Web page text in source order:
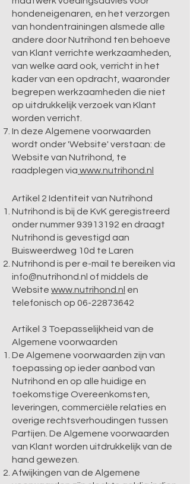
hondeneigenaren, en het verzorgen
van hondentrainingen alsmede alle
andere door Nutrihond ten behoeve
van Klant verrichte werkzaamheden,
van welke aard ook, verricht in het
kader van een opdracht, waaronder
begrepen werkzaamheden die niet
op uitdrukkelijk verzoek van Klant
worden verricht.
In deze Algemene voorwaarden
wordt onder 'Website' verstaan: de
Website van Nutrihond, te
raadplegen via www.nutrihond.nl
Artikel 2 Identiteit van Nutrihond
Nutrihond is bij de KvK geregistreerd
onder nummer 93913192 en draagt
Nutrihond is gevestigd aan
Buisweerdweg 10d te Laren
Nutrihond is per e-mail te bereiken via
info@nutrihond.nl of middels de
Website www.nutrihond.nl en
telefonisch op 06-22873642
Artikel 3 Toepasselijkheid van de
Algemene voorwaarden
De Algemene voorwaarden zijn van
toepassing op ieder aanbod van
Nutrihond en op alle huidige en
toekomstige Overeenkomsten,
leveringen, commerciële relaties en
overige rechtsverhoudingen tussen
Partijen. De Algemene voorwaarden
van Klant worden uitdrukkelijk van de
hand gewezen.
Afwijkingen van de Algemene